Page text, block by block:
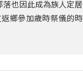
也因此成為族人定居
鄉參加歲時祭儀的時